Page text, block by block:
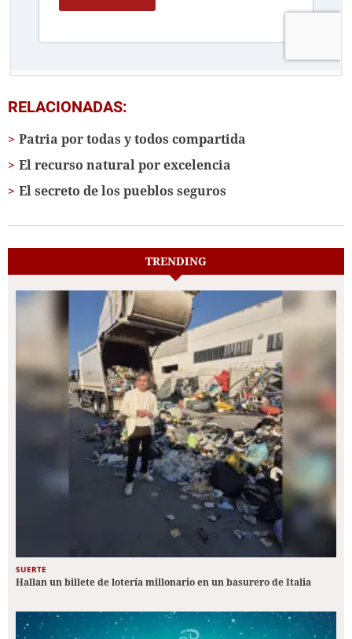
RELACIONADAS:
Patria por todas y todos compartida
El recurso natural por excelencia
El secreto de los pueblos seguros
TRENDING
SUERTE
Hallan un billete de lotería millonario en un basurero de Italia